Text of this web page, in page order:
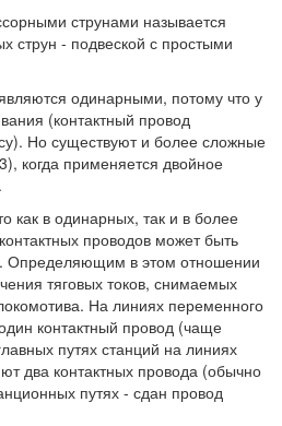
струнами называется
струн - подвеской с простыми
одинарными, потому что у
(контактный провод
Но существуют и более сложные
когда применяется двойное
как в одинарных, так и в более
проводов может быть
Определяющим в этом отношении
тяговых токов, снимаемых
На линиях переменного
контактный провод (чаще
путях станций на линиях
два контактных провода (обычно
путях - сдан провод